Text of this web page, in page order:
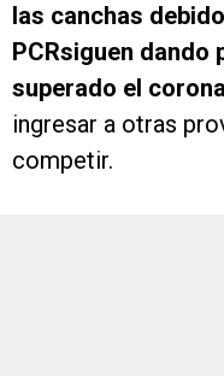
las canchas
PCRsiguen dando
superado el
ingresar a otras
competir.